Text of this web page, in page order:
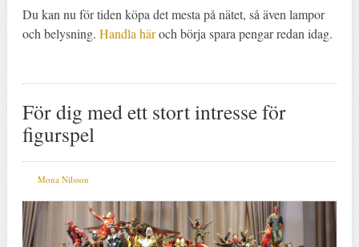
Du kan nu för tiden köpa det mesta på nätet, så även lampor
och belysning. Handla häroch börja spara pengar redan idag.
För dig med ett stort intresse för
figurspel
Mona Nilsson